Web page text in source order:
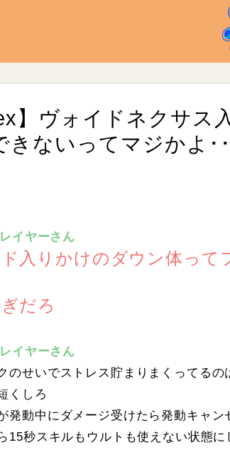
】ヴォイドネクサス
きないってマジかよ･
n
m
o
a
イヤーさん
入りかけのダウン体って
だろ
イヤーさん
のせいでストレス貯まりまくってるの
くしろ
発動中にダメージ受けたら発動キャン
15秒スキルもウルトも使えない状態に